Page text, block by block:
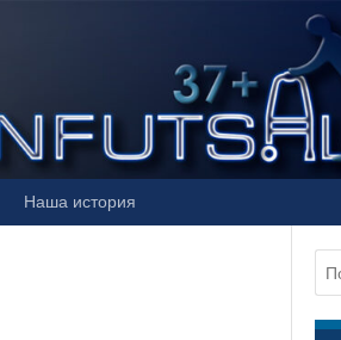
Наша история